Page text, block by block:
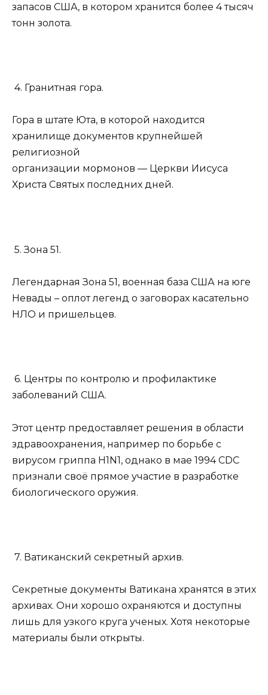
запасов США, в котором хранится более 4 тысяч
тонн золота.
4. Гранитная гора.
Гора в штате Юта, в которой находится
хранилище документов крупнейшей
религиозной
организации мормонов — Церкви Иисуса
Христа Святых последних дней.
5. Зона 51.
Легендарная Зона 51, военная база США на юге
Невады – оплот легенд о заговорах касательно
НЛО и пришельцев.
6. Центры по контролю и профилактике
заболеваний США.
Этот центр предоставляет решения в области
здравоохранения, например по борьбе с
вирусом гриппа H1N1, однако в мае 1994 CDC
признали своё прямое участие в разработке
биологического оружия.
7. Ватиканский секретный архив.
Секретные документы Ватикана хранятся в этих
архивах. Они хорошо охраняются и доступны
лишь для узкого круга ученых. Хотя некоторые
материалы были открыты.